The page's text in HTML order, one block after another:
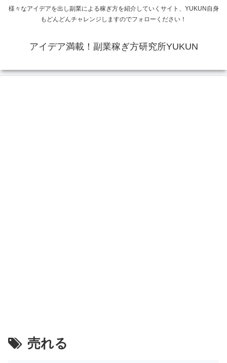
様々なアイデアを出し副業による稼ぎ方を紹介していくサイト、YUKUN自身
もどんどんチャレンジしますのでフォローください！
アイデア満載！副業稼ぎ方研究所YUKUN
売れる